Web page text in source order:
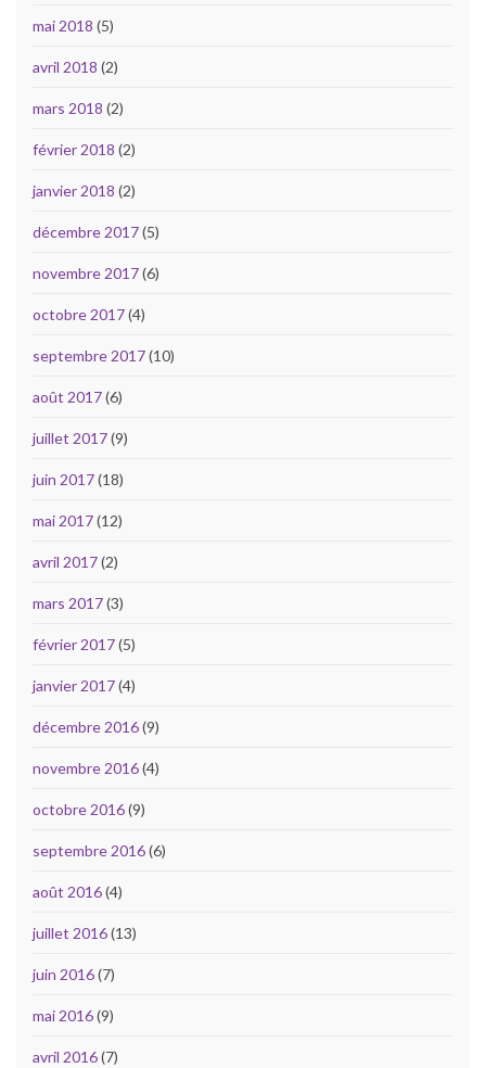
mai 2018 (5)
avril 2018 (2)
mars 2018 (2)
février 2018 (2)
janvier 2018 (2)
décembre 2017(5)
novembre 2017(6)
octobre 2017(4)
septembre 2017(10)
août 2017(6)
juillet 2017(9)
juin 2017(18)
mai 2017(12)
avril 2017(2)
mars 2017(3)
février 2017(5)
janvier 2017(4)
décembre 2016(9)
novembre 2016(4)
octobre 2016(9)
septembre 2016(6)
août 2016(4)
juillet 2016(13)
juin 2016(7)
mai 2016(9)
avril 2016(7)